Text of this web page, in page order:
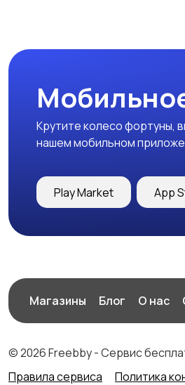
Крутите колесо фортуны,
нашем мобильном
Play Market App
Магазины Блог О нас
© 2026 Freebby - Сервис
Правила сервиса
Политика